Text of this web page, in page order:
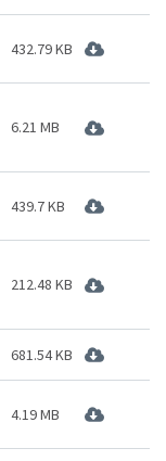
432.79 KB
6.21 MB
439.7 KB
212.48 KB
681.54 KB
4.19 MB